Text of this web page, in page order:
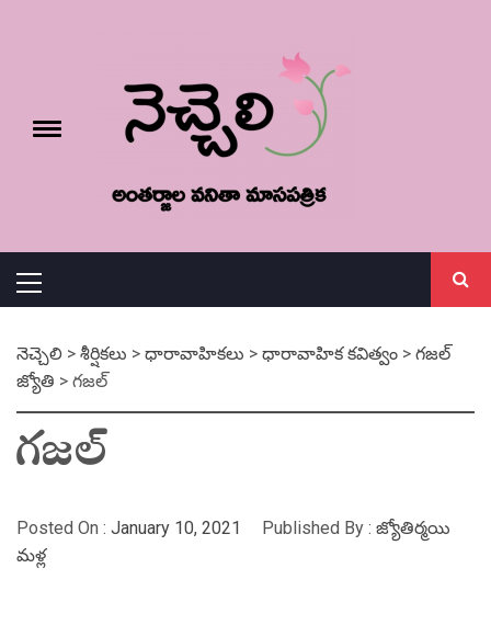
Toggle
Menu
నెచ్చెలి > శీర్షికలు > ధారావాహికలు > ధారావాహిక కవిత్వం > గజల్
జ్యోతి > గజల్
గజల్
Posted On : January 10, 2021 Published By : జ్యోతిర్మయి
మళ్ల